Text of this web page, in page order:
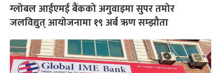
ग्लोबल आईएमई बैंकको अगुवाइमा सुपर तमोर
जलविद्युत् आयोजनामा १९ अर्ब ऋण सम्झौता